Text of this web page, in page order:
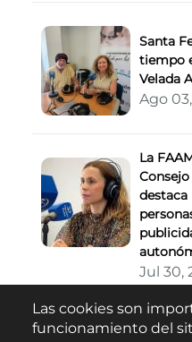
Santa
tiempo
Velada
Ago
La
Jul 30,
Las cookies son
funcionamiento del